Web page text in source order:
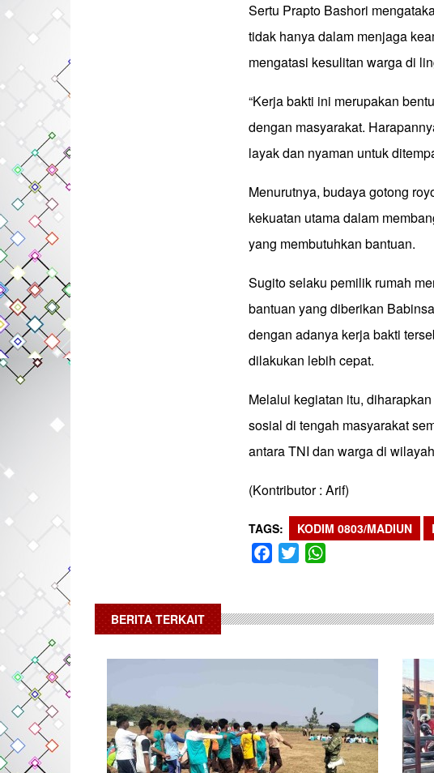
Sertu Prapto Bashori
tidak hanya dalam menjaga
mengatasi kesulitan warga di
“Kerja bakti ini merupakan
dengan masyarakat.
layak dan nyaman untuk
Menurutnya, budaya gotong
kekuatan utama dalam
yang membutuhkan bantuan.
Sugito selaku pemilik rumah
bantuan yang diberikan
dengan adanya kerja bakti
dilakukan lebih cepat.
Melalui kegiatan itu,
sosial di tengah masyarakat
antara TNI dan warga di
(Kontributor : Arif)
TAGS KODIM 0803/MADIUN
Facebook
Twitter
BERITA TERKAIT